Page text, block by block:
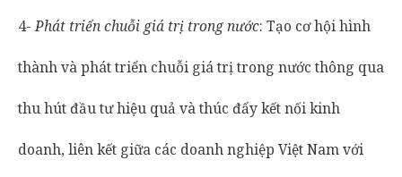
4-Phát triển chuỗi giá trị trong nước: Tạo cơ hội hình
thành và phát triển chuỗi giá trị trong nước thông qua
thu hút đầu tư hiệu quả và thúc đẩy kết nối kinh
doanh, liên kết giữa các doanh nghiệp Việt Nam với